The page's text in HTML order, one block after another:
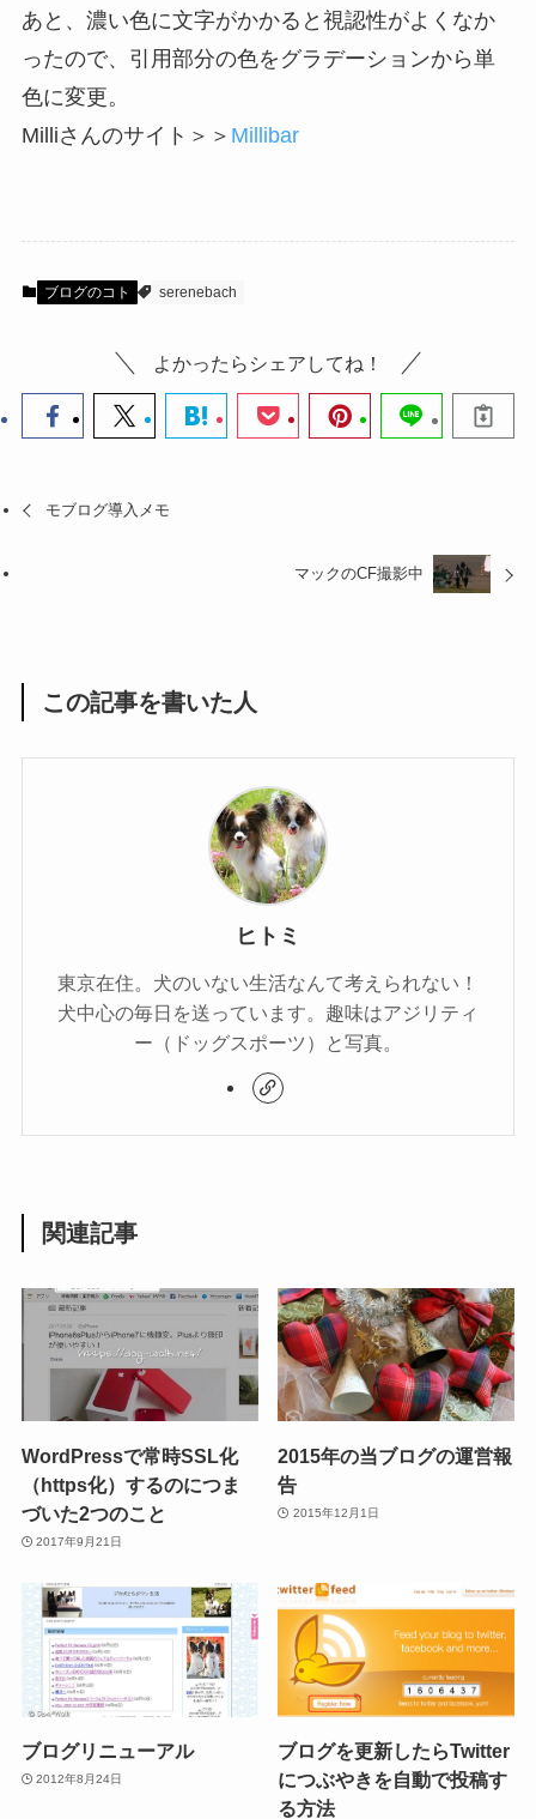
あと、濃い色に文字がかかると視認性がよくなか
ったので、引用部分の色をグラデーションから単
色に変更。
Milliさんのサイト＞＞ Millibar
ブログのコト serenebach
よかったらシェアしてね！
モブログ導入メモ
マックのCF撮影中
この記事を書いた人
ヒトミ
東京在住。犬のいない生活なんて考えられない！
犬中心の毎日を送っています。趣味はアジリティ
ー（ドッグスポーツ）と写真。
関連記事
WordPressで常時SSL化
（https化）するのにつま
づいた2つのこと
2017年9月21日
2015年の当ブログの運営報
告
2015年12月1日
ブログリニューアル
2012年8月24日
ブログを更新したらTwitter
につぶやきを自動で投稿す
る方法